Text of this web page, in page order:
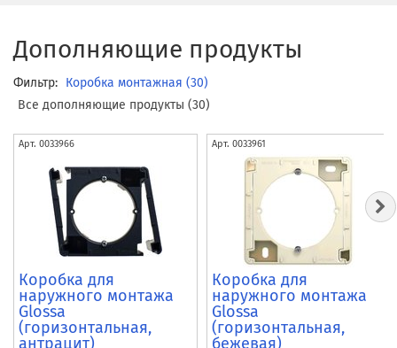
Дополняющие продукты
Фильтр: Коробка монтажная (30)
Все дополняющие продукты (30)
Арт. 0033966
Коробка для
наружного монтажа
Glossa
(горизонтальная,
антрацит)
Арт. 0033961
Коробка для
наружного монтажа
Glossa
(горизонтальная,
бежевая)